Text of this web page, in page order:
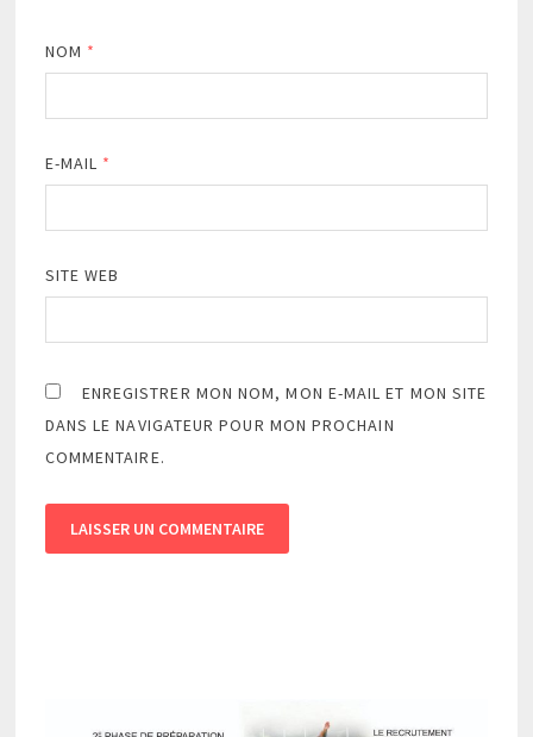
NOM *
E-MAIL *
SITE WEB
ENREGISTRER MON NOM, MON E-MAIL ET MON SITE
DANS LE NAVIGATEUR POUR MON PROCHAIN
COMMENTAIRE.